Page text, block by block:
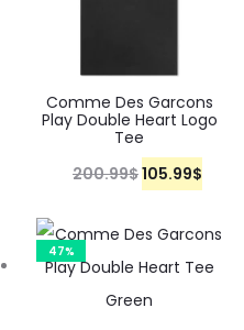
Comme Des Garcons
Play Double Heart Logo
Tee
200.99$105.99$
47%